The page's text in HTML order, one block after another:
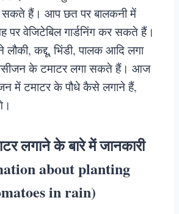
सकते हैं। आप छत पर बालकनी में
पर वेजिटेबिल गार्डनिंग कर सकते हैं।
लौकी, कद्दू, भिंडी, पालक आदि लगा
के टमाटर लगा सकते हैं। आज
में टमाटर के पौधे कैसे लगाने हैं,
लगाने के बारे में जानकारी
about planting
in rain)